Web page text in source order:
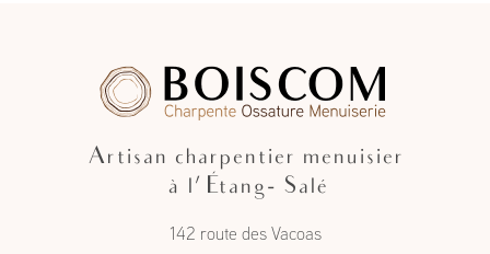
Artisan charpentier menuisier
à l'Étang- Salé
142 route des Vacoas